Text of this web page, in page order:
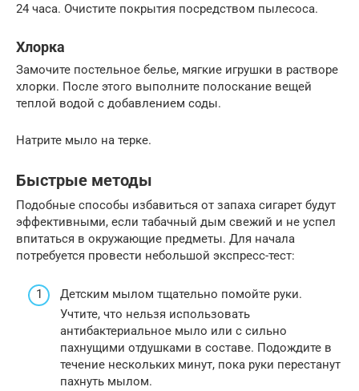
24 часа. Очистите покрытия посредством пылесоса.
Хлорка
Замочите постельное белье, мягкие игрушки в растворе
хлорки. После этого выполните полоскание вещей
теплой водой с добавлением соды.
Натрите мыло на терке.
Быстрые методы
Подобные способы избавиться от запаха сигарет будут
эффективными, если табачный дым свежий и не успел
впитаться в окружающие предметы. Для начала
потребуется провести небольшой экспресс-тест:
Детским мылом тщательно помойте руки.
Учтите, что нельзя использовать
антибактериальное мыло или с сильно
пахнущими отдушками в составе. Подождите в
течение нескольких минут, пока руки перестанут
пахнуть мылом.